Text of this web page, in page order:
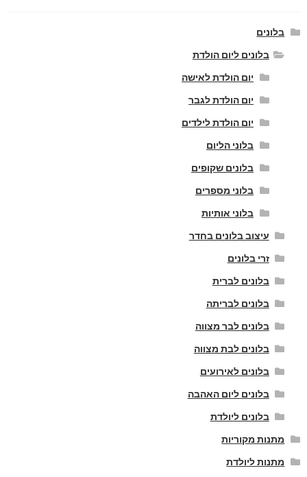
בלונים
בלונים ליום הולדת
יום הולדת לאישה
יום הולדת לגבר
יום הולדת לילדים
בלוני הליום
בלונים שקופים
בלוני מספרים
בלוני אותיות
עיצוב בלונים בחדר
זרי בלונים
בלונים לברית
בלונים לבריתה
בלונים לבר מצווה
בלונים לבת מצווה
בלונים לאירועים
בלונים ליום האהבה
בלונים ליולדת
מתנות מקוריות
מתנות ליולדת